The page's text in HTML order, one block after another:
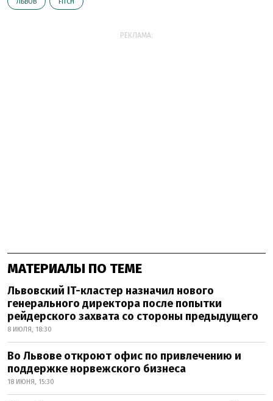
РЕКЛАМА:
МАТЕРИАЛЫ ПО ТЕМЕ
Львовский IT-кластер назначил нового
генерального директора после попытки
рейдерского захвата со стороны предыдущего
8 ИЮЛЯ, 18:30
Во Львове откроют офис по привлечению и
поддержке норвежского бизнеса
18 ИЮНЯ, 15:30